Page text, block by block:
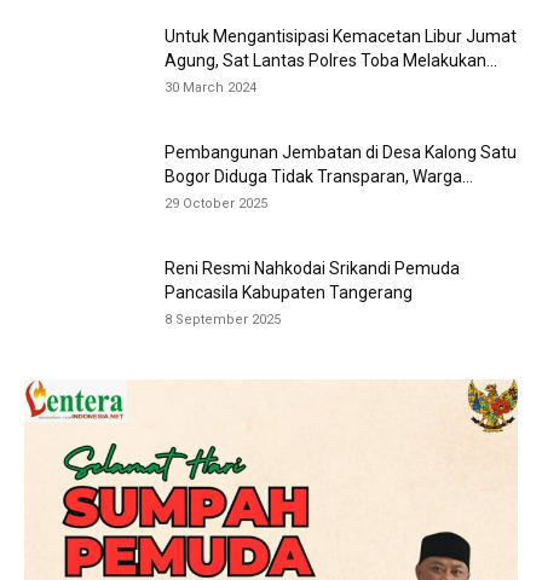
Untuk Mengantisipasi Kemacetan Libur Jumat
Agung, Sat Lantas Polres Toba Melakukan...
30 March 2024
Pembangunan Jembatan di Desa Kalong Satu
Bogor Diduga Tidak Transparan, Warga...
29 October 2025
Reni Resmi Nahkodai Srikandi Pemuda
Pancasila Kabupaten Tangerang
8 September 2025